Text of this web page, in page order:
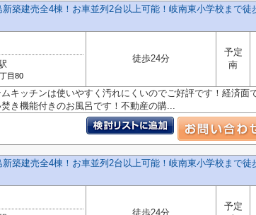
新築建売全4棟！お車並列2台以上可能！岐南東小学校まで徒
目80
徒歩24分
予定
南
キッチンは使いやすく汚れにくいのでご好評です！経済面
き機能付きのお風呂です！不動産の購...
新築建売全4棟！お車並列2台以上可能！岐南東小学校まで徒
徒歩24分
予定